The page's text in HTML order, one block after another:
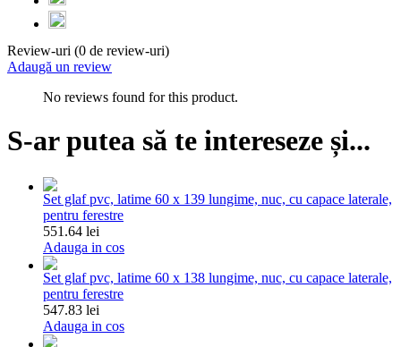
Review-uri (0 de review-uri)
Adaugă un review
No reviews found for this product.
S-ar putea să te intereseze și...
Set glaf pvc, latime 60 x 139 lungime, nuc, cu capace laterale,
pentru ferestre
551.64 lei
Adauga in cos
Set glaf pvc, latime 60 x 138 lungime, nuc, cu capace laterale,
pentru ferestre
547.83 lei
Adauga in cos